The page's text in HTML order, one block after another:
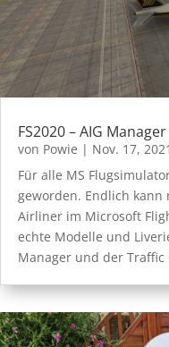
FS2020 – AIG Manager
von Powie | Nov. 17, 2021
Für alle MS
geworden. Endlich kann
Airliner im Microsoft
echte Modelle und
Manager und der